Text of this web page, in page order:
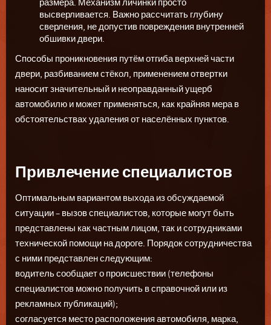
размера. Механизм личинки просто
высверливается. Важно рассчитать глубину
сверления, не допустив повреждения внутренней
обшивки двери.
Способы проникновения путём отгиба верхней части
двери, разбиванием стёкол, применением отвертки
наносит значительный и неоправданный ущерб
автомобилю и может применяться, как крайняя мера в
обстоятельствах удаления от населённых пунктов.
Привлечение специалистов
Оптимальным вариантом выхода из обсуждаемой
ситуации – вызов специалистов, которые могут быть
представлены как частным лицом, так и сотрудниками
технической помощи на дороге. Порядок сотрудничества
с ними представлен следующим:
водитель сообщает о происшествии (телефоны
специалистов можно получить в справочной или из
рекламных публикаций);
согласуется место расположения автомобиля, марка,